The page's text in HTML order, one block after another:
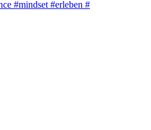
#mindset #erleben #